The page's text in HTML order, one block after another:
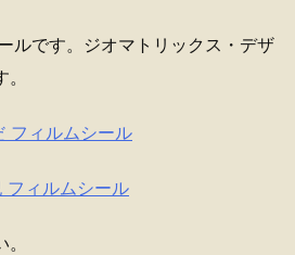
ルです。ジオマトリックス・デザ
ィルムシール
ィルムシール